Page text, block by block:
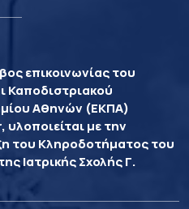
επικοινωνίας του
Καποδιστριακού
Αθηνών (ΕΚΠΑ)
με την
του Κληροδοτήματος του
Ιατρικής Σχολής Γ.